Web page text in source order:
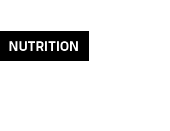
NUTRITION